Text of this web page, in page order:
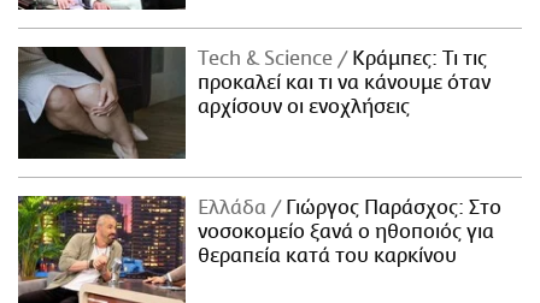
Τech & Science
Κράμπες: Τι τις
προκαλεί και τι να κάνουμε όταν
αρχίσουν οι ενοχλήσεις
Ελλάδα
Γιώργος Παράσχος: Στο
νοσοκομείο ξανά ο ηθοποιός για
θεραπεία κατά του καρκίνου